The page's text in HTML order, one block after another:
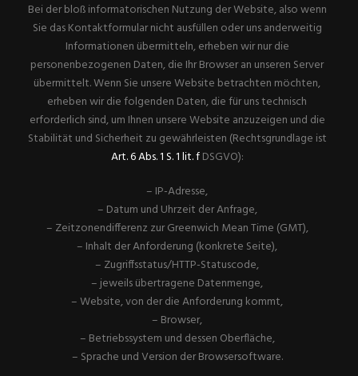
Bei der bloß informatorischen Nutzung der Website, also wenn
Sie das Kontaktformular nicht ausfüllen oder uns anderweitig
Informationen übermitteln, erheben wir nur die
personenbezogenen Daten, die Ihr Browser an unseren Server
übermittelt. Wenn Sie unsere Website betrachten möchten,
erheben wir die folgenden Daten, die für uns technisch
erforderlich sind, um Ihnen unsere Website anzuzeigen und die
Stabilität und Sicherheit zu gewährleisten (Rechtsgrundlage ist
Art. 6 Abs. 1 S. 1 lit. fDSGVO):
– IP-Adresse,
– Datum und Uhrzeit der Anfrage,
– Zeitzonendifferenz zur Greenwich Mean Time (GMT),
– Inhalt der Anforderung (konkrete Seite),
– Zugriffsstatus/HTTP-Statuscode,
– jeweils übertragene Datenmenge,
– Website, von der die Anforderung kommt,
– Browser,
– Betriebssystem und dessen Oberfläche,
– Sprache und Version der Browsersoftware.